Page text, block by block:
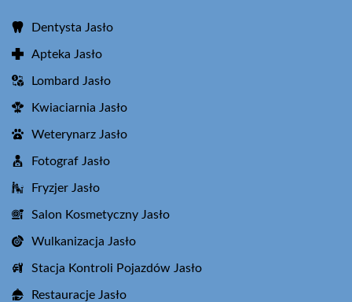
Dentysta Jasło
Apteka Jasło
Lombard Jasło
Kwiaciarnia Jasło
Weterynarz Jasło
Fotograf Jasło
Fryzjer Jasło
Salon Kosmetyczny Jasło
Wulkanizacja Jasło
Stacja Kontroli Pojazdów Jasło
Restauracje Jasło